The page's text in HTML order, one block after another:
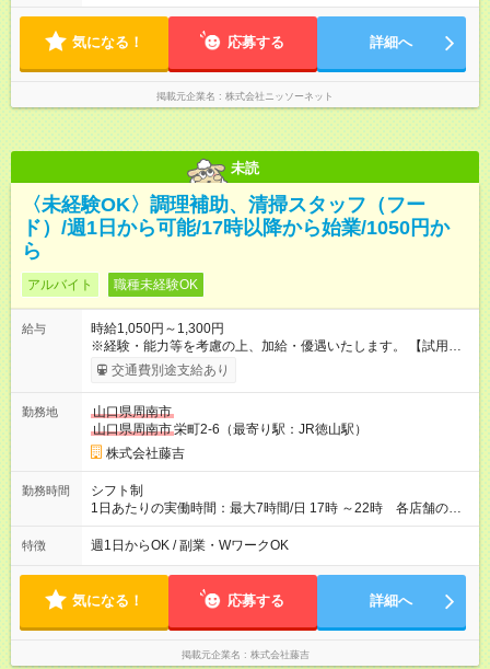
気になる！ 応募する 詳細へ
掲載元企業名 株式会社ニッソーネット
未読
〈未経験OK〉調理補助、清掃スタッフ（フー
ド）/週1日から可能/17時以降から始業/1050円か
ら
アルバイト 職種未経験OK
給与
時給1,050円～1,300円
※経験・能力等を考慮の上、加給・優遇いたします。 【試用期
間】試用期間なし
交通費別途支給あり
勤務地
山口県周南市
山口県周南市栄町2-6（最寄り駅：JR徳山駅）
株式会社藤吉
勤務時間
シフト制
1日あたりの実働時間：最大7時間/日 17時 ～22時 各店舗の仕
事量により若干変動あり。通勤時間の希望も考慮いたします。
特徴 週1日からOK / 副業・WワークOK
気になる！ 応募する 詳細へ
掲載元企業名 株式会社藤吉